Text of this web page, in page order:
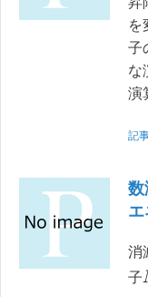
を
子
な
演
記
数
消
子